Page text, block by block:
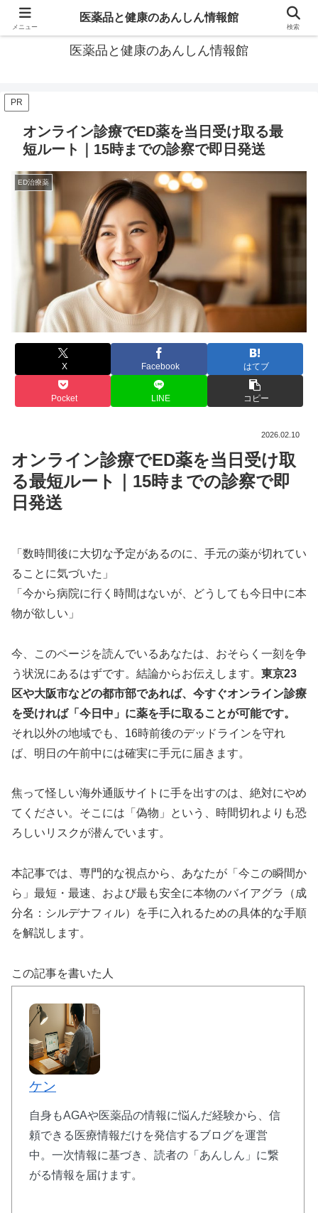
あなたの医薬品選び、後悔しないための情報が見つかる場所。
医薬品と健康のあんしん情報館
PR
オンライン診療でED薬を当日受け取る最
短ルート｜15時までの診察で即日発送
ED治療薬
X Facebook はてブ
Pocket LINE コピー
2026.02.10
オンライン診療でED薬を当日受け取
る最短ルート｜15時までの診察で即
日発送
「数時間後に大切な予定があるのに、手元の薬が切れてい
ることに気づいた」
「今から病院に行く時間はないが、どうしても今日中に本
物が欲しい」
今、このページを読んでいるあなたは、おそらく一刻を争
う状況にあるはずです。結論からお伝えします。 東京23
区や大阪市などの都市部であれば、今すぐオンライン診療
を受ければ「今日中」に薬を手に取ることが可能です。
それ以外の地域でも、16時前後のデッドラインを守れ
ば、明日の午前中には確実に手元に届きます。
焦って怪しい海外通販サイトに手を出すのは、絶対にやめ
てください。そこには「偽物」という、時間切れよりも恐
ろしいリスクが潜んでいます。
本記事では、専門的な視点から、あなたが「今この瞬間か
ら」最短・最速、および最も安全に本物のバイアグラ（成
分名：シルデナフィル）を手に入れるための具体的な手順
を解説します。
この記事を書いた人
ケン
自身もAGAや医薬品の情報に悩んだ経験から、信
頼できる医療情報だけを発信するブログを運営
中。一次情報に基づき、読者の「あんしん」に繋
がる情報を届けます。
メニュー
医薬品と健康のあんしん情報館
検索